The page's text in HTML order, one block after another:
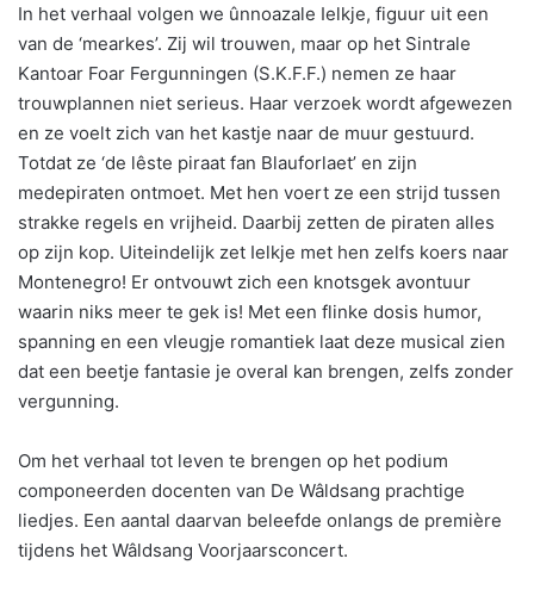
In het verhaal volgen we ûnnoazale Ielkje, figuur uit een
van de ‘mearkes’. Zij wil trouwen, maar op het Sintrale
Kantoar Foar Fergunningen (S.K.F.F.) nemen ze haar
trouwplannen niet serieus. Haar verzoek wordt afgewezen
en ze voelt zich van het kastje naar de muur gestuurd.
Totdat ze ‘de lêste piraat fan Blauforlaet’ en zijn
medepiraten ontmoet. Met hen voert ze een strijd tussen
strakke regels en vrijheid. Daarbij zetten de piraten alles
op zijn kop. Uiteindelijk zet Ielkje met hen zelfs koers naar
Montenegro! Er ontvouwt zich een knotsgek avontuur
waarin niks meer te gek is! Met een flinke dosis humor,
spanning en een vleugje romantiek laat deze musical zien
dat een beetje fantasie je overal kan brengen, zelfs zonder
vergunning.
Om het verhaal tot leven te brengen op het podium
componeerden docenten van De Wâldsang prachtige
liedjes. Een aantal daarvan beleefde onlangs de première
tijdens het Wâldsang Voorjaarsconcert.